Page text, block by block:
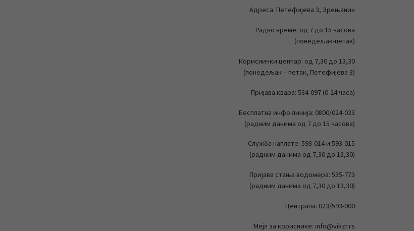
Адреса: Петефијева 3, Зрењанин
Радно време: од 7 до 15 часова
(понедељак-петак)
Кориснички центар: од 7,30 до 13,30
(понедељак – петак, Петефијева 3)
Пријава квара: 534-097 (0-24 часа)
Бесплатна инфо линија: 0800/024-023
(радним данима од 7 до 15 часова)
Служба наплате: 593-014 и 593-015
(радним данима од 7,30 до 13,30)
Пријава стања водомера: 535-773
(радним данима од 7,30 до 13,30)
Централа: 023/593-000
Мејл за кориснике: info@vikzr.rs